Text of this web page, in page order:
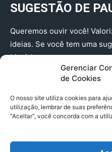
Gerenciar
de Cookies
O nosso site utiliza cookies para
utilização, lembrar de suas
“Aceitar”, você concorda com a
SUGESTÃO DE
Queremos ouvir você!
ideias. Se você tem uma
história que merece ser
(91) 98224 - 3111